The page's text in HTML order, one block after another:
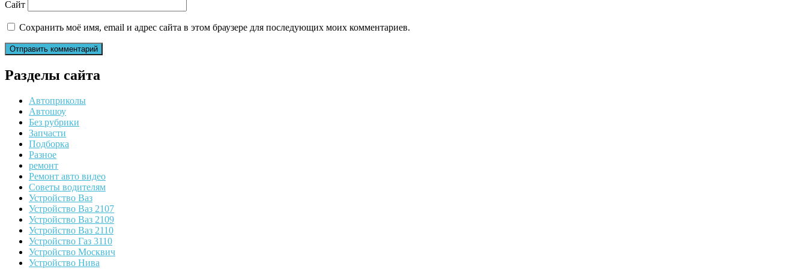
Сайт
Сохранить моё имя, email и адрес сайта в этом браузере для последующих моих комментариев.
Разделы сайта
Автоприколы
Автошоу
Без рубрики
Запчасти
Подборка
Разное
ремонт
Ремонт авто видео
Советы водителям
Устройство Ваз
Устройство Ваз 2107
Устройство Ваз 2109
Устройство Ваз 2110
Устройство Газ 3110
Устройство Москвич
Устройство Нива